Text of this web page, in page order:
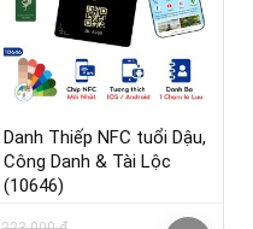
Danh Thiếp NFC tuổi Dậu,
Công Danh & Tài Lộc
(10646)